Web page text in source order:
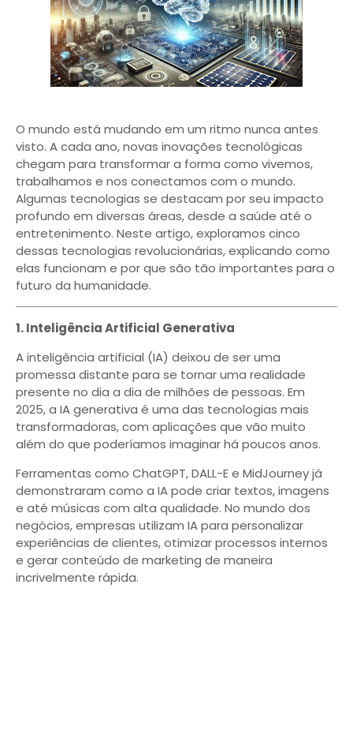
O mundo está mudando em um ritmo nunca antes
visto. A cada ano, novas inovações tecnológicas
chegam para transformar a forma como vivemos,
trabalhamos e nos conectamos com o mundo.
Algumas tecnologias se destacam por seu impacto
profundo em diversas áreas, desde a saúde até o
entretenimento. Neste artigo, exploramos cinco
dessas tecnologias revolucionárias, explicando como
elas funcionam e por que são tão importantes para o
futuro da humanidade.
1. Inteligência Artificial Generativa
A inteligência artificial (IA) deixou de ser uma
promessa distante para se tornar uma realidade
presente no dia a dia de milhões de pessoas. Em
2025, a IA generativa é uma das tecnologias mais
transformadoras, com aplicações que vão muito
além do que poderíamos imaginar há poucos anos.
Ferramentas como ChatGPT, DALL-E e MidJourney já
demonstraram como a IA pode criar textos, imagens
e até músicas com alta qualidade. No mundo dos
negócios, empresas utilizam IA para personalizar
experiências de clientes, otimizar processos internos
e gerar conteúdo de marketing de maneira
incrivelmente rápida.